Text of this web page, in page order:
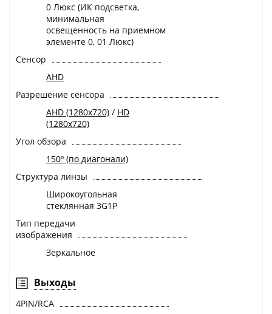
0 Люкс (ИК подсветка,
минимальная
освещенность на приемном
элементе 0, 01 Люкс)
Сенсор
AHD
Разрешение сенсора
AHD (1280x720) / HD
(1280x720)
Угол обзора
150º (по диагонали)
Структура линзы
Широкоугольная
стеклянная 3G1P
Тип передачи
изображения
Зеркальное
Выходы
4PIN/RCA